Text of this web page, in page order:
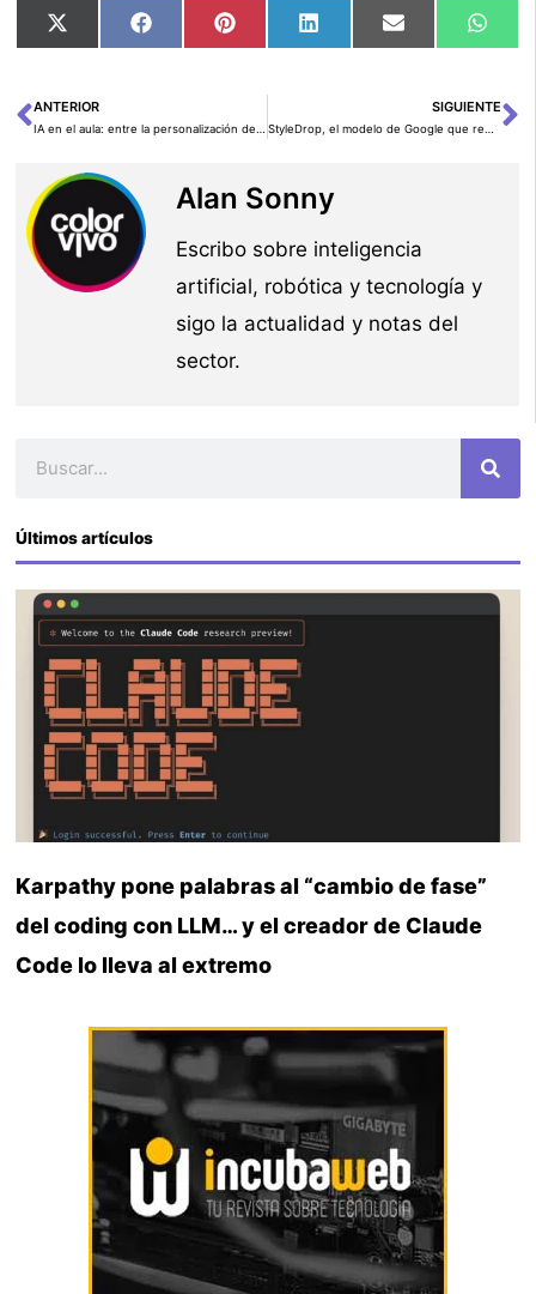
Compartir
en
X
(Twitter)
Compartir
en
FacebookCompartir
en
PinterestCompartir
en
LinkedInCompartir
en
Email
en
Ant
ANTERIOR SIGUIENTE
Alan Sonny
Escribo sobre inteligencia
artificial, robótica y tecnología y
sigo la actualidad y notas del
sector.
Últimos artículos
Karpathy pone palabras al “cambio de fase”
del coding con LLM… y el creador de Claude
Code lo lleva al extremo